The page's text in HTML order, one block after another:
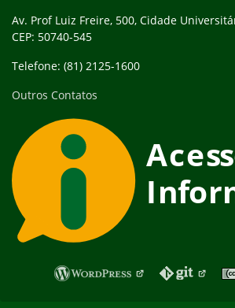
Av. Prof Luiz Freire, 500, Cidade
CEP: 50740-545
Telefone: (81) 2125-1600
Outros Contatos